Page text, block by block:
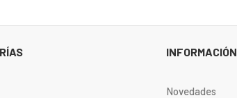
INFORMACIÓN
Novedades